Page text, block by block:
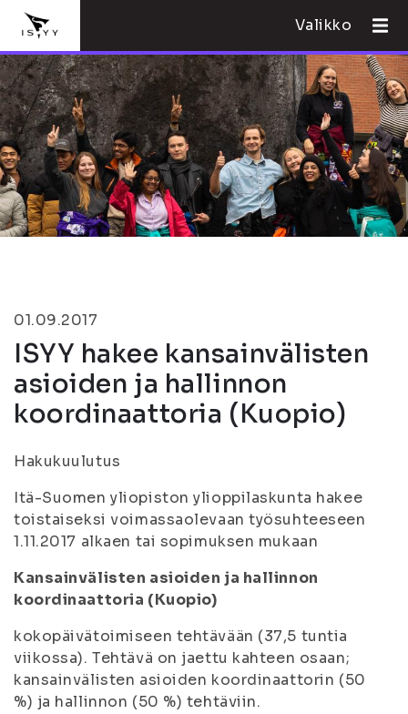
Valikko
01.09.2017
ISYY hakee kansainvälisten
asioiden ja hallinnon
koordinaattoria (Kuopio)
Hakukuulutus
Itä-Suomen yliopiston ylioppilaskunta hakee
toistaiseksi voimassaolevaan työsuhteeseen
1.11.2017 alkaen tai sopimuksen mukaan
Kansainvälisten asioiden ja hallinnon
koordinaattoria (Kuopio)
kokopäivätoimiseen tehtävään (37,5 tuntia
viikossa). Tehtävä on jaettu kahteen osaan;
kansainvälisten asioiden koordinaattorin (50
%) ja hallinnon (50 %) tehtäviin.